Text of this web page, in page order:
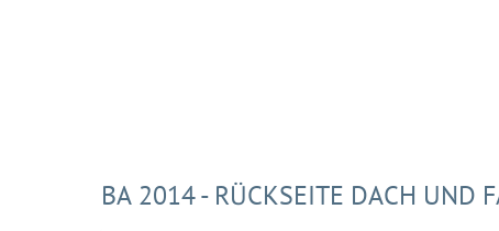
BA 2014 - RÜCKSEITE DACH UND